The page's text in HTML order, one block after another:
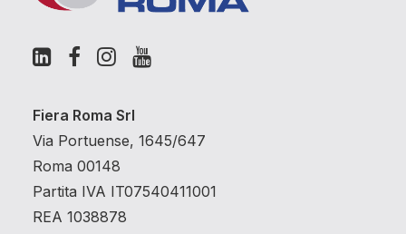
Fiera Roma Srl
Via Portuense, 1645/647
Roma 00148
Partita IVA IT07540411001
REA 1038878